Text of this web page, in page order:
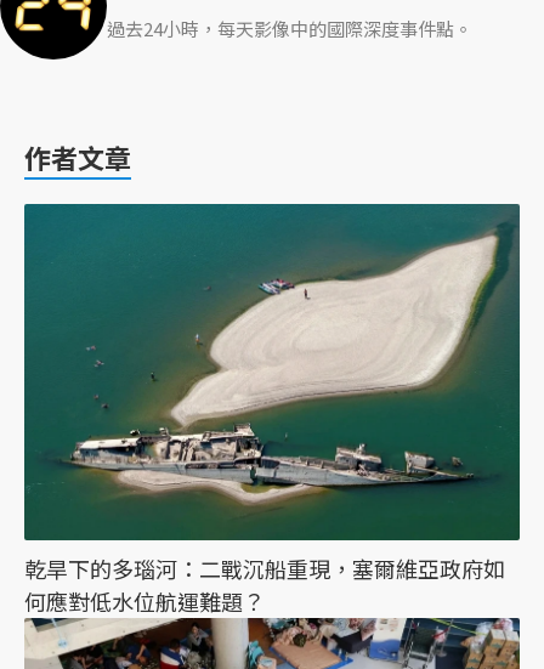
過去24小時，每天影像中的國際深度事件點。
作者文章
乾旱下的多瑙河：二戰沉船重現，塞爾維亞政府如
何應對低水位航運難題？